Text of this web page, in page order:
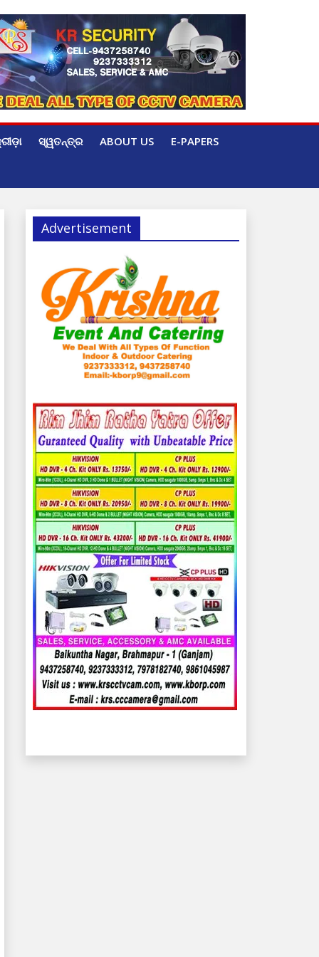
ସ୍ୱତନ୍ତ୍ର ABOUT US E-PAPERS
Advertisement